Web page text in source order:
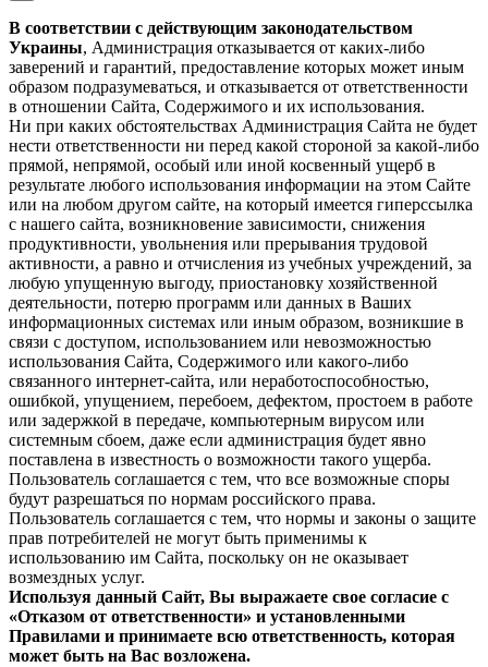
В соответствии с действующим законодательством
Украины, Администрация отказывается от каких-либо
заверений и гарантий, предоставление которых может иным
образом подразумеваться, и отказывается от ответственности
в отношении Сайта, Содержимого и их использования.
Ни при каких обстоятельствах Администрация Сайта не будет
нести ответственности ни перед какой стороной за какой-либо
прямой, непрямой, особый или иной косвенный ущерб в
результате любого использования информации на этом Сайте
или на любом другом сайте, на который имеется гиперссылка
с нашего cайта, возникновение зависимости, снижения
продуктивности, увольнения или прерывания трудовой
активности, а равно и отчисления из учебных учреждений, за
любую упущенную выгоду, приостановку хозяйственной
деятельности, потерю программ или данных в Ваших
информационных системах или иным образом, возникшие в
связи с доступом, использованием или невозможностью
использования Сайта, Содержимого или какого-либо
связанного интернет-сайта, или неработоспособностью,
ошибкой, упущением, перебоем, дефектом, простоем в работе
или задержкой в передаче, компьютерным вирусом или
системным сбоем, даже если администрация будет явно
поставлена в известность о возможности такого ущерба.
Пользователь соглашается с тем, что все возможные споры
будут разрешаться по нормам российского права.
Пользователь соглашается с тем, что нормы и законы о защите
прав потребителей не могут быть применимы к
использованию им Сайта, поскольку он не оказывает
возмездных услуг.
Используя данный Сайт, Вы выражаете свое согласие с
«Отказом от ответственности» и установленными
Правилами и принимаете всю ответственность, которая
может быть на Вас возложена.